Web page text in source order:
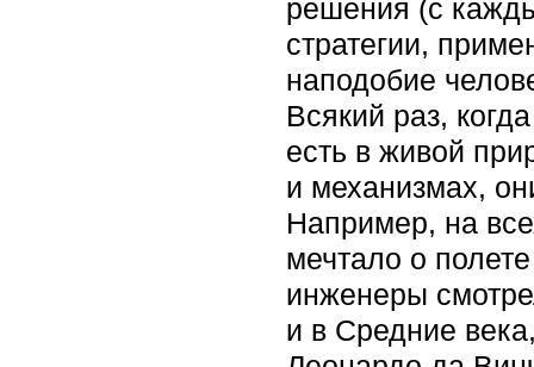
решения (с
стратегии,
наподобие
Всякий раз,
есть в живой
и механизмах,
Например, на
мечтало о
инженеры
и в Средние